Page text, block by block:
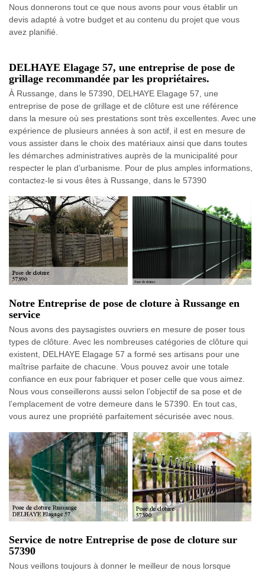
Nous donnerons tout ce que nous avons pour vous établir un
devis adapté à votre budget et au contenu du projet que vous
avez planifié.
DELHAYE Elagage 57, une entreprise de pose de
grillage recommandée par les propriétaires.
À Russange, dans le 57390, DELHAYE Elagage 57, une
entreprise de pose de grillage et de clôture est une référence
dans la mesure où ses prestations sont très excellentes. Avec une
expérience de plusieurs années à son actif, il est en mesure de
vous assister dans le choix des matériaux ainsi que dans toutes
les démarches administratives auprès de la municipalité pour
respecter le plan d’urbanisme. Pour de plus amples informations,
contactez-le si vous êtes à Russange, dans le 57390
Notre Entreprise de pose de cloture à Russange en
service
Nous avons des paysagistes ouvriers en mesure de poser tous
types de clôture. Avec les nombreuses catégories de clôture qui
existent, DELHAYE Elagage 57 a formé ses artisans pour une
maîtrise parfaite de chacune. Vous pouvez avoir une totale
confiance en eux pour fabriquer et poser celle que vous aimez.
Nous vous conseillerons aussi selon l’objectif de sa pose et de
l’emplacement de votre demeure dans le 57390. En tout cas,
vous aurez une propriété parfaitement sécurisée avec nous.
Service de notre Entreprise de pose de cloture sur
57390
Nous veillons toujours à donner le meilleur de nous lorsque